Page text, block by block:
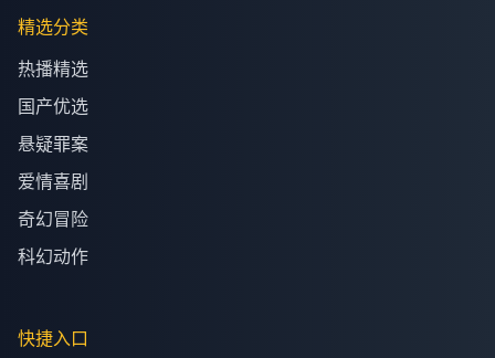
精选分类
热播精选
国产优选
悬疑罪案
爱情喜剧
奇幻冒险
科幻动作
快捷入口